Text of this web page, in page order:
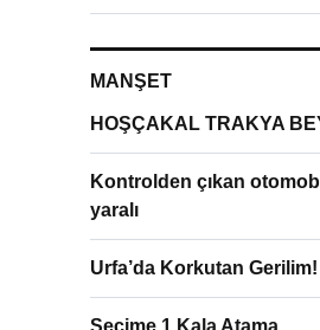
MANŞET
HOŞÇAKAL TRAKYA
Kontrolden çıkan
yaralı
Urfa’da Korkutan Gerilim!
Seçime 1 Kala Atama